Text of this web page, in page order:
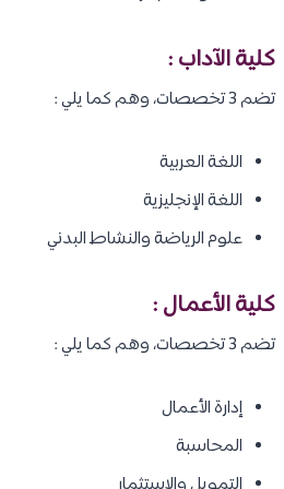
كلية الآداب :
تضم 3 تخصصات، وهم كما يلي :
اللغة العربية
اللغة الإنجليزية
علوم الرياضة والنشاط البدني
كلية الأعمال :
تضم 3 تخصصات، وهم كما يلي :
إدارة الأعمال
المحاسبة